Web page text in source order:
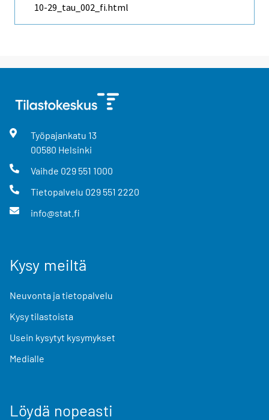
10-29_tau_002_fi.html
Työpajankatu 13
00580 Helsinki
Vaihde 029 551 1000
Tietopalvelu 029 551 2220
info@stat.fi
Kysy meiltä
Neuvonta ja tietopalvelu
Kysy tilastoista
Usein kysytyt kysymykset
Medialle
Löydä nopeasti